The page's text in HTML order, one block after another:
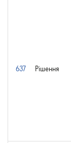
637 Рішення